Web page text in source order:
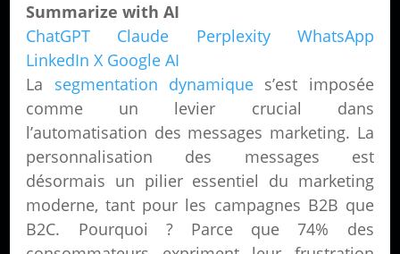
Summarize with AI
ChatGPT
Claude Perplexity
WhatsApp
LinkedIn X Google AI
La segmentation dynamique s’est imposée
comme un levier crucial dans
l’automatisation des messages marketing. La
personnalisation des messages est
désormais un pilier essentiel du marketing
moderne, tant pour les campagnes B2B que
B2C. Pourquoi ? Parce que 74% des